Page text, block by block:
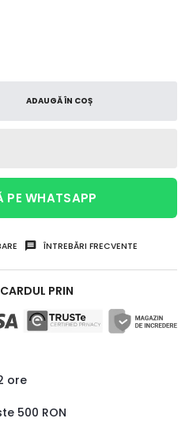
ADAUGĂ ÎN COȘ
PE WHATSAPP
ÎNTREBĂRI FRECVENTE
PRIN
ore
500 RON